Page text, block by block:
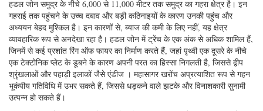
चित्रा 1: चिलीयन बेंथिक लैंडर ऑडासिया अपने तीसरे की शुरुआत में समुद्र में कम
हो गया है, और अटाकामा ट्रेंच में 8,081 मीटर तक रिकॉर्डिंग डाइव रिकॉर्ड किया
गया है। (छवि: सौजन्य केविन हार्डी और एटाकामेक्स 2018)